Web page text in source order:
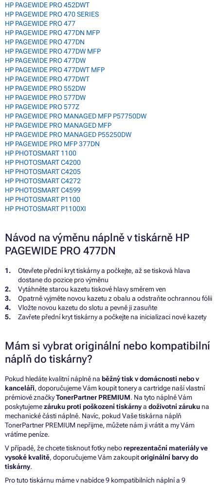
HP PAGEWIDE PRO 452DWT
HP PAGEWIDE PRO 470 SERIES
HP PAGEWIDE PRO 477
HP PAGEWIDE PRO 477DN MFP
HP PAGEWIDE PRO 477DN
HP PAGEWIDE PRO 477DW MFP
HP PAGEWIDE PRO 477DW
HP PAGEWIDE PRO 477DWT MFP
HP PAGEWIDE PRO 477DWT
HP PAGEWIDE PRO 552DW
HP PAGEWIDE PRO 577DW
HP PAGEWIDE PRO 577Z
HP PAGEWIDE PRO MANAGED MFP P57750DW
HP PAGEWIDE PRO MANAGED MFP
HP PAGEWIDE PRO MANAGED P55250DW
HP PAGEWIDE PRO MFP 377DN
HP PHOTOSMART 1100
HP PHOTOSMART C4200
HP PHOTOSMART C4205
HP PHOTOSMART C4272
HP PHOTOSMART C4599
HP PHOTOSMART P1100
HP PHOTOSMART P1100XI
Návod na výměnu náplně v tiskárně HP
PAGEWIDE PRO 477DN
Otevřete přední kryt tiskárny a počkejte, až se tisková hlava
dostane do pozice pro výměnu
Vytáhněte starou kazetu tiskové hlavy směrem ven
Opatrně vyjměte novou kazetu z obalu a odstraňte ochrannou fólii
Vložte novou kazetu do slotu a pevně ji zasuňte
Zavřete přední kryt tiskárny a počkejte na inicializaci nové kazety
Mám si vybrat originální nebo kompatibilní
náplň do tiskárny?
Pokud hledáte kvalitní náplně na běžný tisk v domácnosti nebo v
kanceláři, doporučujeme Vám koupit tonery a cartridge naší vlastní
prémiové značkyTonerPartner PREMIUM. Na tyto náplně Vám
poskytujemezáruku proti poškození tiskárnya doživotní záruku na
mechanické části náplně. Navíc, pokud Vaše tiskárna náplň
TonerPartner PREMIUM nepřijme, můžete nám ji vrátit a my Vám
vrátíme peníze.
V případě, že chcete tisknout fotky neboreprezentační materiály ve
vysoké kvalitě, doporučujeme Vám zakoupitoriginální barvy do
tiskárny.
Pro tuto tiskárnu máme v nabídce 9 kompatibilních náplní a 9